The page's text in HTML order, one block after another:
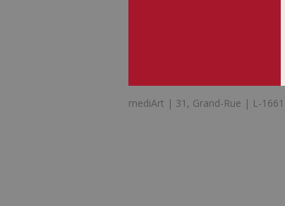
mediArt | 31, Grand-Rue | L-